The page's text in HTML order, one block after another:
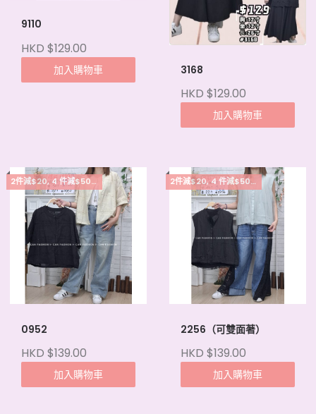
9110
HKD $129.00
加入購物車 3168
HKD $129.00
加入購物車
2件減$20, 4 件減$50, 5件起每件減$15
0952
HKD $139.00
加入購物車
2件減$20, 4 件減$50, 5件起每件減$15
2256（可雙面著）
HKD $139.00
加入購物車